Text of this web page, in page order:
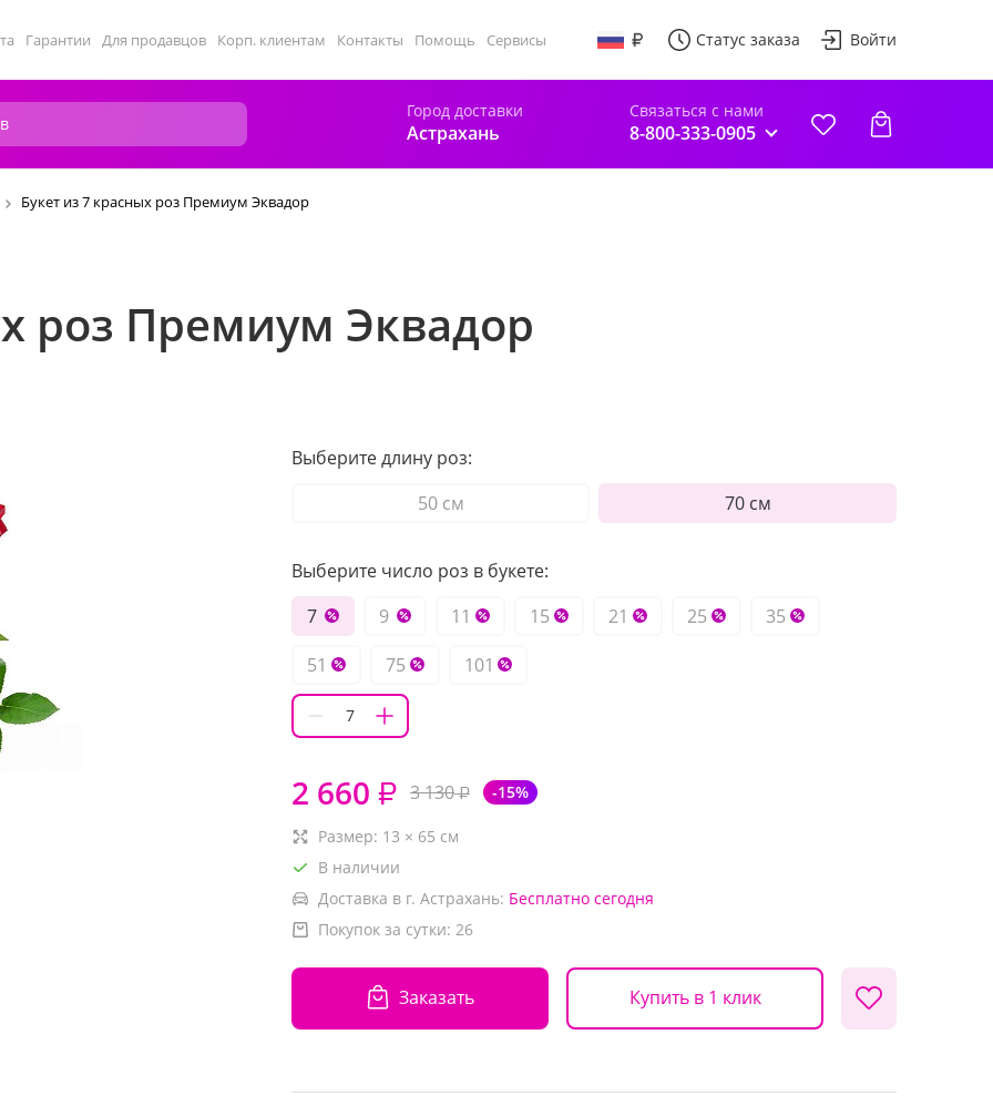
Гарантии Для продавцов Корп. клиентам Контакты Помощь Сервисы Статус заказа Войти
Город доставки
Астрахань
Связаться с нами
8-800-333-0905
Букет из 7 красных роз Премиум Эквадор
роз Премиум Эквадор
Выберите длину роз:
50 см
70 см
Выберите число роз в букете:
7
9 11 15 21 25
35
51
75 101
2 660 ₽ 3 130₽ -15%
Размер: 13 × 65 см
В наличии
Доставка в г. Астрахань: Бесплатно сегодня
Покупок за сутки: 26
Заказать Купить в 1 клик